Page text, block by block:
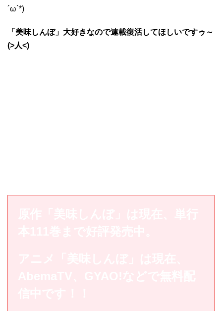
´ω`*)
「美味しんぼ」大好きなので連載復活してほしいですゥ～
(>人<)